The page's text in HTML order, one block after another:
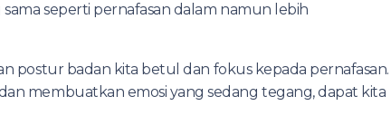
seperti pernafasan dalam namun lebih
postur badan kita betul dan fokus kepada pernafasan.
membuatkan emosi yang sedang tegang, dapat kita